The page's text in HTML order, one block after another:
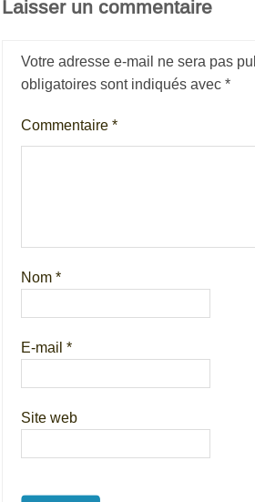
Laisser un commentaire
Votre adresse e-mail ne sera pas
obligatoires sont indiqués avec*
Commentaire*
Nom*
E-mail*
Site web